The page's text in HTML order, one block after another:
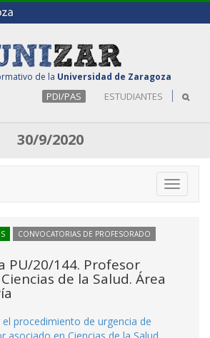
de la Universidad de Zaragoza
PDI/PAS ESTUDIANTES
30/9/2020
Toggle
CONVOCATORIAS DE PROFESORADO
PU/20/144. Profesor
de la Salud. Área
procedimiento de urgencia de